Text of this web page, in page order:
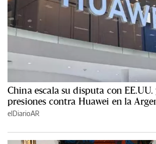
China escala su disputa con
presiones contra Huawei en la
elDiarioAR